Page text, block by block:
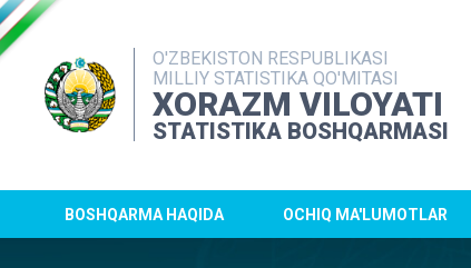
O'ZBEKISTON RESPUBLIKASI
MILLIY STATISTIKA QO'MITASI
XORAZM VILOYATI
STATISTIKA BOSHQARMASI
BOSHQARMA HAQIDA OCHIQ MA'LUMOTLAR